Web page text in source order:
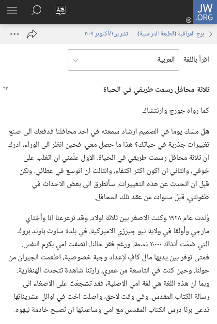
JW.ORG
تغيير
الموقع
تسجيل
الدخول
نافذة
البحث
في
JW.‎ORG
برج المراقبة (‏الطبعة الدراسية)‏ | ‏‎تشرين١/أكتوبر‏ ‏‎٢٠٠٩‏
اقرأ باللغة
ثلاثة محافل رسمت طريقي في الحياة
كما رواه جورج وارنتشاك
هلمسّك يوما في الصميم ارشاد سمعته في احد محافلنا فدفعك الى صنع
تغييرات جذرية في حياتك؟‏ هذا ما حصل معي.‏ فحين انظر الى الوراء،‏ ادرك
ان ثلاثة محافل رسمت طريقي في الحياة.‏ الاول علّمني ان اتغلب على
خوفي،‏ والثاني ان اكون اكثر اكتفاء،‏ والثالث ان اتوسع في عطائي.‏ ولكن
قبل ان اتحدث عن هذه التغييرات،‏ سأتطرق الى بعض الاحداث في
طفولتي،‏ قبل سنوات من عقد تلك المحافل.‏
وُلدت عام ١٩٢٨ وكنت الاصغر بين ثلاثة اولاد.‏ وقد ترعرعنا انا وأختاي
مارجي وأولڠا في ولاية نيو جيرزي الاميركية،‏ في بلدة ساوث باوند بروك
التي ضمّت آنذاك ٢٬٠٠٠ نسمة.‏ ورغم فقر حالنا،‏ اتصفت امي بكرم النفس.‏
فمتى توفر بين يديها مال كافٍ لإعداد وجبة خصوصية،‏ اطعمت الجيران من
حولنا.‏ وحين كنت في التاسعة من عمري،‏ زارتنا شاهدة تتحدث الهنغارية.‏
وبما ان هذه اللغة هي لغة امي الاصلية،‏ فقد تشجعَتْ على الاصغاء الى
رسالة الكتاب المقدس.‏ وفي وقت لاحق،‏ واصلت اخت في اوائل عشريناتها
تدعى برثا درس الكتاب المقدس مع امي وساعدتها ان تصبح خادمة ليهوه.‏